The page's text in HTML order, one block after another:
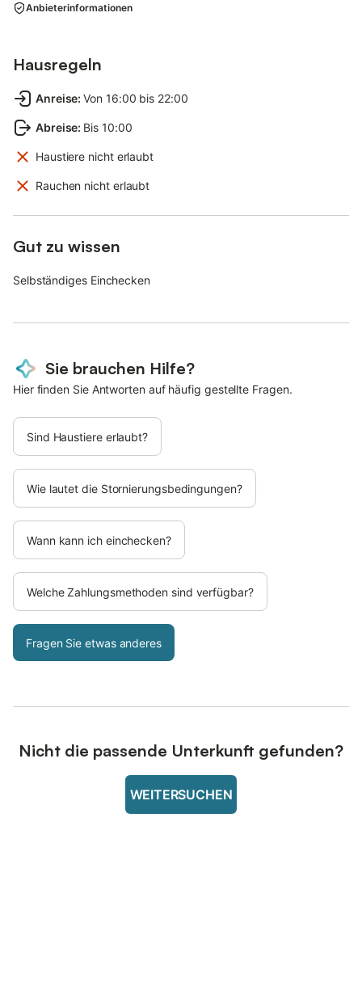
Anbieterinformationen
Hausregeln
Anreise: Von 16:00 bis 22:00
Abreise: Bis 10:00
Haustiere nicht erlaubt
Rauchen nicht erlaubt
Gut zu wissen
Selbständiges Einchecken
Sie brauchen Hilfe?
Hier finden Sie Antworten auf häufig gestellte Fragen.
Sind Haustiere erlaubt?
Wie lautet die Stornierungsbedingungen?
Wann kann ich einchecken?
Welche Zahlungsmethoden sind verfügbar?
Fragen Sie etwas anderes
Nicht die passende Unterkunft gefunden?
WEITERSUCHEN